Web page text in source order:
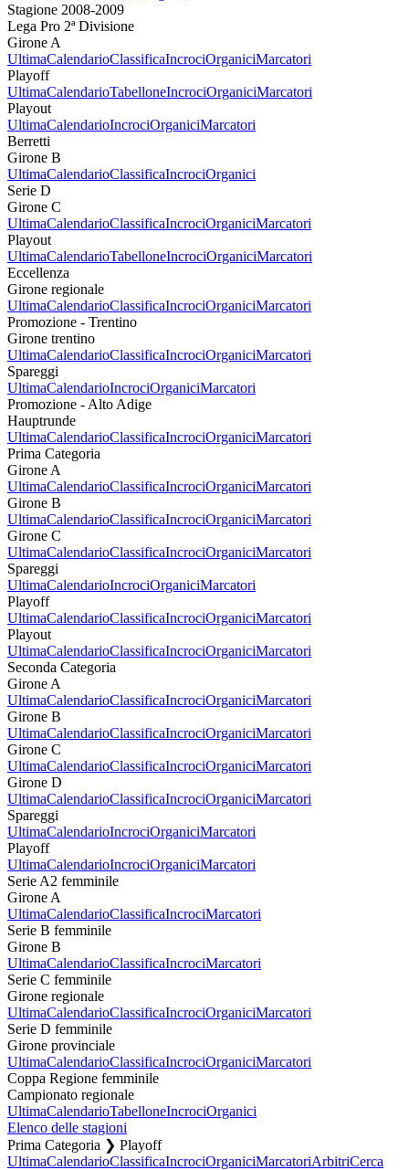
Stagione 2008-2009
Lega Pro 2ª Divisione
Girone A
UltimaCalendarioClassificaIncrociOrganiciMarcatori
Playoff
UltimaCalendarioTabelloneIncrociOrganiciMarcatori
Playout
UltimaCalendarioIncrociOrganiciMarcatori
Berretti
Girone B
UltimaCalendarioClassificaIncrociOrganici
Serie D
Girone C
UltimaCalendarioClassificaIncrociOrganiciMarcatori
Playout
UltimaCalendarioTabelloneIncrociOrganiciMarcatori
Eccellenza
Girone regionale
UltimaCalendarioClassificaIncrociOrganiciMarcatori
Promozione - Trentino
Girone trentino
UltimaCalendarioClassificaIncrociOrganiciMarcatori
Spareggi
UltimaCalendarioIncrociOrganiciMarcatori
Promozione - Alto Adige
Hauptrunde
UltimaCalendarioClassificaIncrociOrganiciMarcatori
Prima Categoria
Girone A
UltimaCalendarioClassificaIncrociOrganiciMarcatori
Girone B
UltimaCalendarioClassificaIncrociOrganiciMarcatori
Girone C
UltimaCalendarioClassificaIncrociOrganiciMarcatori
Spareggi
UltimaCalendarioIncrociOrganiciMarcatori
Playoff
UltimaCalendarioClassificaIncrociOrganiciMarcatori
Playout
UltimaCalendarioClassificaIncrociOrganiciMarcatori
Seconda Categoria
Girone A
UltimaCalendarioClassificaIncrociOrganiciMarcatori
Girone B
UltimaCalendarioClassificaIncrociOrganiciMarcatori
Girone C
UltimaCalendarioClassificaIncrociOrganiciMarcatori
Girone D
UltimaCalendarioClassificaIncrociOrganiciMarcatori
Spareggi
UltimaCalendarioIncrociOrganiciMarcatori
Playoff
UltimaCalendarioIncrociOrganiciMarcatori
Serie A2 femminile
Girone A
UltimaCalendarioClassificaIncrociMarcatori
Serie B femminile
Girone B
UltimaCalendarioClassificaIncrociMarcatori
Serie C femminile
Girone regionale
UltimaCalendarioClassificaIncrociOrganiciMarcatori
Serie D femminile
Girone provinciale
UltimaCalendarioClassificaIncrociOrganiciMarcatori
Coppa Regione femminile
Campionato regionale
UltimaCalendarioTabelloneIncrociOrganici
Elenco delle stagioni
Prima Categoria ❯ Playoff
UltimaCalendarioClassificaIncrociOrganiciMarcatoriArbitriCerca